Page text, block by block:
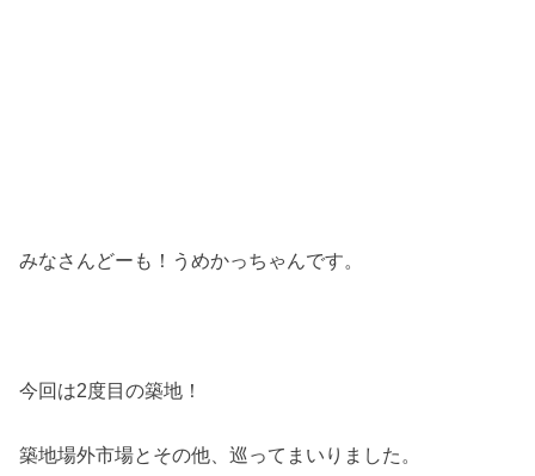
みなさんどーも！うめかっちゃんです。
今回は2度目の築地！
築地場外市場とその他、巡ってまいりました。